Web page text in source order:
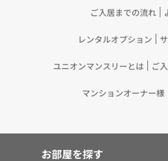
るため（13）上記(1)～(12)に
よびご連絡等の実施
5.お客様・オーナー様の個人
供 （1）弊社は、次に掲げ
取り扱う個人情報を、あらか
客様の同意を得ることが困難
ご入居までの流れ
レンタルオプション
ユニオンマンスリーとは ご
マンションオーナー様
お部屋を探す